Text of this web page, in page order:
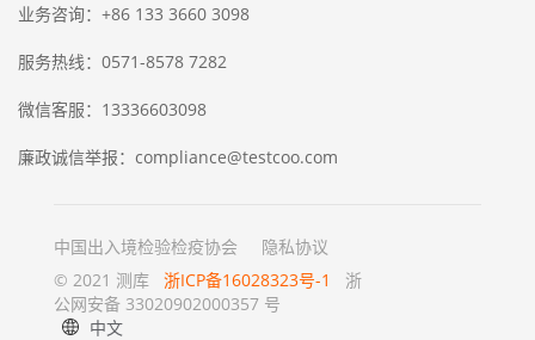
业务咨询：+86 133 3660 3098
服务热线：0571-8578 7282
微信客服：13336603098
廉政诚信举报：compliance@testcoo.com
中国出入境检验检疫协会
隐私协议
© 2021 测库
浙ICP备16028323号-1
浙
公网安备 33020902000357 号
中文